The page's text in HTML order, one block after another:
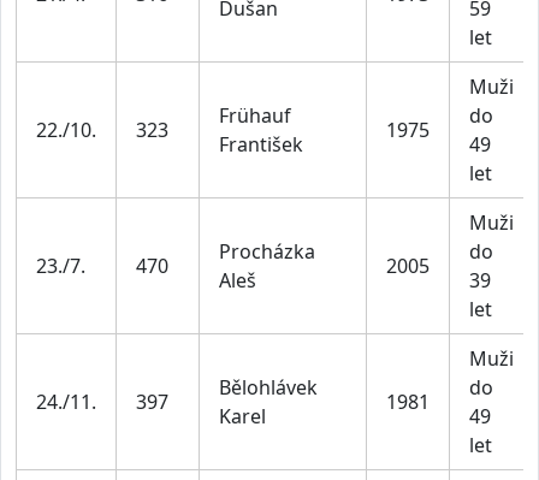
Dušan
59
let
22./10. 323
Frühauf
František
1975
Muži
do
49
let
23./7. 470
Procházka
Aleš
2005
Muži
do
39
let
24./11. 397
Bělohlávek
Karel
1981
Muži
do
49
let